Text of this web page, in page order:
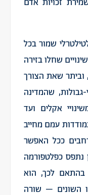
שמור בכל
שחלו בזירה
שאת הצורך
שהמדינה
אקלים ועד
עמם מחייב
ככל האפשר
נתפס כפלטפורמה
בהתאם לכך, הוא
השונים – שורה